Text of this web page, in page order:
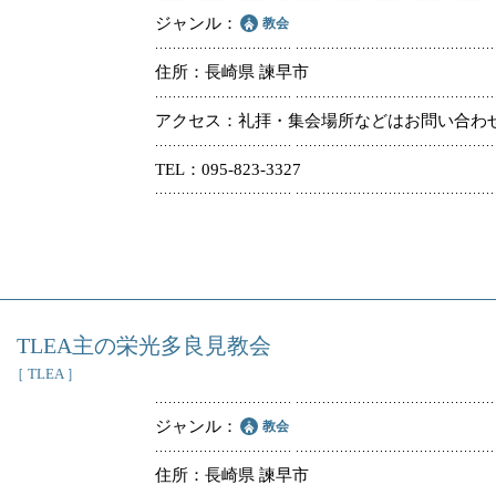
ジャンル 教会
住所 長崎県 諫早市
アクセス 礼拝・集会場所などはお問い合わ
TEL 095-823-3327
TLEA主の栄光多良見教会
［ TLEA ］
ジャンル 教会
住所 長崎県 諫早市